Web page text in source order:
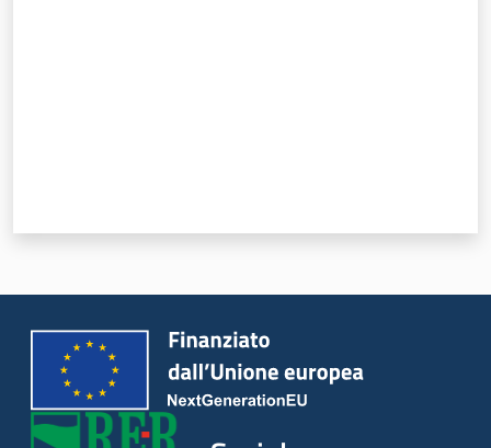
Piani Programmi
Progetti